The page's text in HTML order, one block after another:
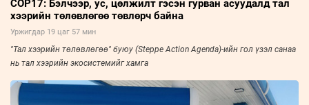
COP17: Бэлчээр, ус, цөлжилт гэсэн гурван асуудалд тал
хээрийн төлөвлөгөө төвлөрч байна
Уржигдар 19 цаг 57 мин
"Тал хээрийн төлөвлөгөө" буюу (Steppe Action Agenda)-ийн гол үзэл санаа
нь тал хээрийн экосистемийг хамга